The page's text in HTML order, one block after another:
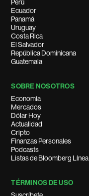
Perú
Ecuador
Panamá
Uruguay
Costa Rica
El Salvador
República Dominicana
Guatemala
SOBRE NOSOTROS
Economía
Mercados
Dólar Hoy
Actualidad
Cripto
Finanzas Personales
Podcasts
Listas de Bloomberg Línea
TÉRMINOS DE USO